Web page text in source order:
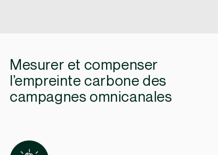
Mesurer et compenser
l’empreinte carbone des
campagnes omnicanales